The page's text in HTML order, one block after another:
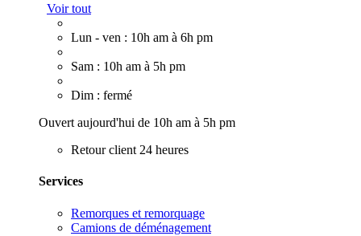
Voir tout
Lun - ven : 10h am à 6h pm
Sam : 10h am à 5h pm
Dim : fermé
Ouvert aujourd'hui de 10h am à 5h pm
Retour client 24 heures
Services
Remorques et remorquage
Camions de déménagement